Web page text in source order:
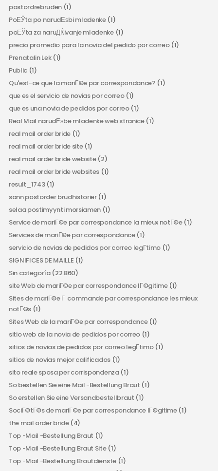
postordrebruden (1)
PoЕЎta po narudЕѕbi mladenke(1)
poЕЎta za naruДЌivanje mladenke(1)
precio promedio para la novia del pedido por correo(1)
Prenatalin Lek(1)
Public(1)
Qu'est-ce que la mariГ©e par correspondance? (1)
que es el servicio de novias por correo(1)
que es una novia de pedidos por correo(1)
Real Mail narudЕѕbe mladenke web stranice(1)
real mail order bride (1)
real mail order bride site(1)
real mail order bride website(2)
real mail order bride websites (1)
result_1743(1)
sann postorder brudhistorier(1)
selaa postimyynti morsiamen (1)
Service de mariГ©e par correspondance la mieux notГ©e(1)
Services de mariГ©e par correspondance(1)
servicio de novias de pedidos por correo legГ­timo(1)
SIGNIFICES DE MAILLE (1)
Sin categoría(22.860)
site Web de mariГ©e par correspondance lГ©gitime(1)
Sites de mariГ©e Г commande par correspondance les mieux
notГ©s(1)
Sites Web de la mariГ©e par correspondance(1)
sitio web de la novia de pedidos por correo(1)
sitios de novias de pedidos por correo legГ­timo(1)
sitios de novias mejor calificados(1)
sito reale sposa per corrispondenza(1)
So bestellen Sie eine Mail -Bestellung Braut (1)
So erstellen Sie eine Versandbestellbraut (1)
SociГ©tГ©s de mariГ©e par correspondance lГ©gitime(1)
the mail order bride(4)
Top -Mail -Bestellung Braut (1)
Top -Mail -Bestellung Braut Site(1)
Top -Mail -Bestellung Brautdienste(1)